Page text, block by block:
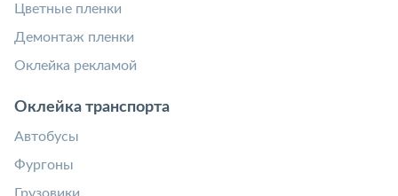
Цветные пленки
Демонтаж пленки
Оклейка рекламой
Оклейка транспорта
Автобусы
Фургоны
Грузовики